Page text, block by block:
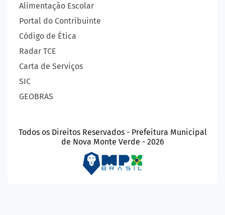
Alimentação Escolar
Portal do Contribuinte
Código de Ética
Radar TCE
Carta de Serviços
SIC
GEOBRAS
Todos os Direitos Reservados - Prefeitura Municipal
de Nova Monte Verde - 2026